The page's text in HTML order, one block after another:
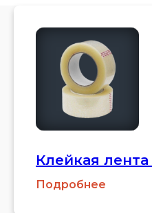
Клейкая лента
Подробнее